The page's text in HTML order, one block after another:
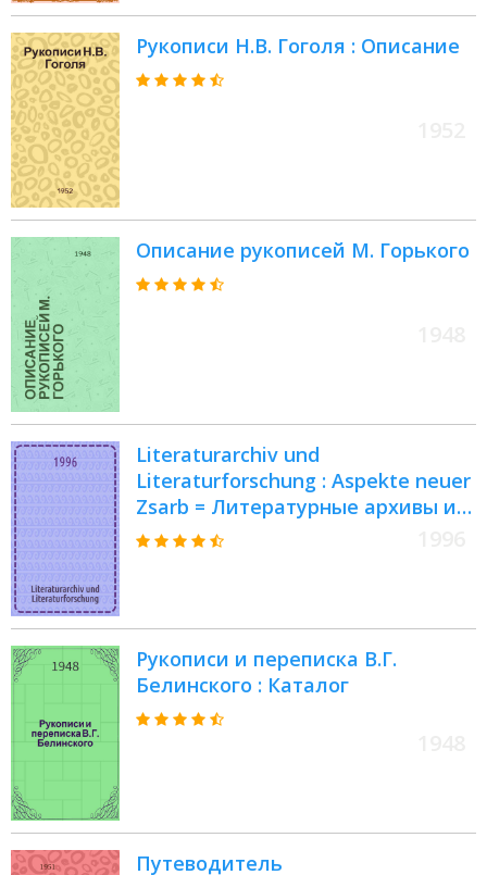
Рукописи Н.В. Гоголя : Описание
Описание рукописей М. Горького
Literaturarchiv und
Literaturforschung : Aspekte neuer
Zsarb = Литературные архивы и
лит.исследования.
Рукописи и переписка В.Г.
Белинского : Каталог
Путеводитель